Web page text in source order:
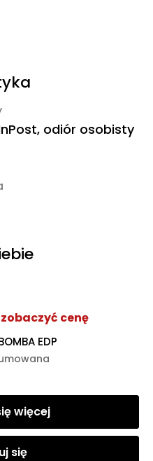
odiór osobisty
cenę
EDP
więcej
się